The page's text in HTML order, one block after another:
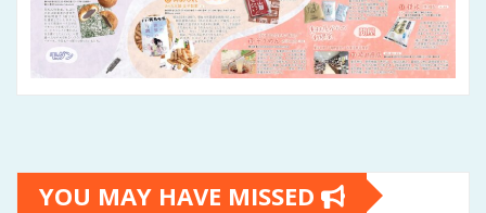
YOU MAY HAVE MISSED